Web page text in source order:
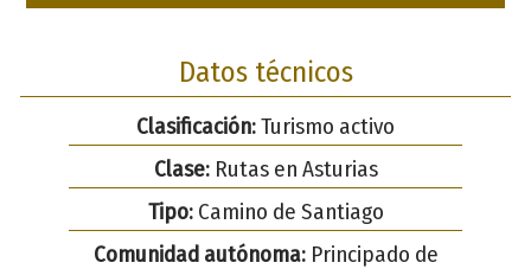
Datos técnicos
Clasificación:Turismo activo
Clase:Rutas en Asturias
Tipo:Camino de Santiago
Comunidad autónoma:Principado de